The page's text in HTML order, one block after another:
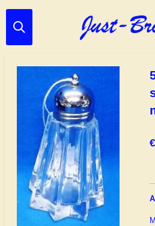
Ga
direct
hoofdinhoud